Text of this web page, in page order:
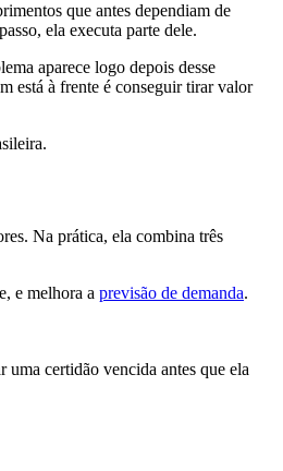
que antes dependiam de
ela executa parte dele.
aparece logo depois desse
está à frente é conseguir tirar valor
Na prática, ela combina três
e melhora a previsão de demanda.
certidão vencida antes que ela